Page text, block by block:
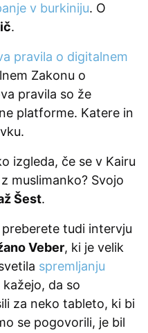
v burkiniju. O
.
pravila o digitalnem
Zakonu o
pravila so že
platforme. Katere in
izgleda, če se v Kairu
muslimanko? Svojo
Šest.
tudi intervju
Veber, ki je velik
spremljanju
da so
za neko tableto, ki bi
se pogovorili, je bil